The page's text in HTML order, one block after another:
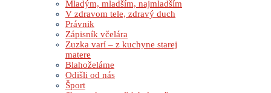
Mladým, mladším, najmladším
V zdravom tele, zdravý duch
Právnik
Zápisník včelára
Zuzka varí – z kuchyne starej
matere
Blahoželáme
Odišli od nás
Šport